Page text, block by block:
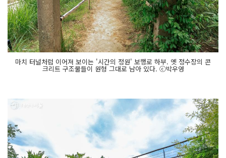
마치 터널처럼 이어져 보이는 '시간의 정원' 보행로 하부. 옛 정수장의 콘
크리트 구조물들이 원형 그대로 남아 있다. ⓒ박우영